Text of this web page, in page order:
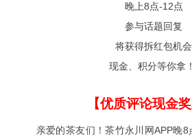
晚上8点-12点
参与话题回复
将获得拆红包机会
现金、积分等你拿！
【优质评论现金奖
亲爱的茶友们！茶竹永川网APP晚8